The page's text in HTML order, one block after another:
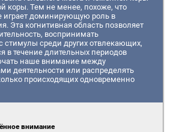
коры. Тем не менее, похоже, что
играет доминирующую роль в
Эта когнитивная область позволяет
воспринимать
стимулы среди других отвлекающих,
в течение длительных периодов
наше внимание между
деятельности или распределять
происходящих одновременно
внимание